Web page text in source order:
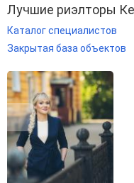
Лучшие риэлторы
Каталог специалистов
Закрытая база объектов